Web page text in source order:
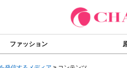
ファッション